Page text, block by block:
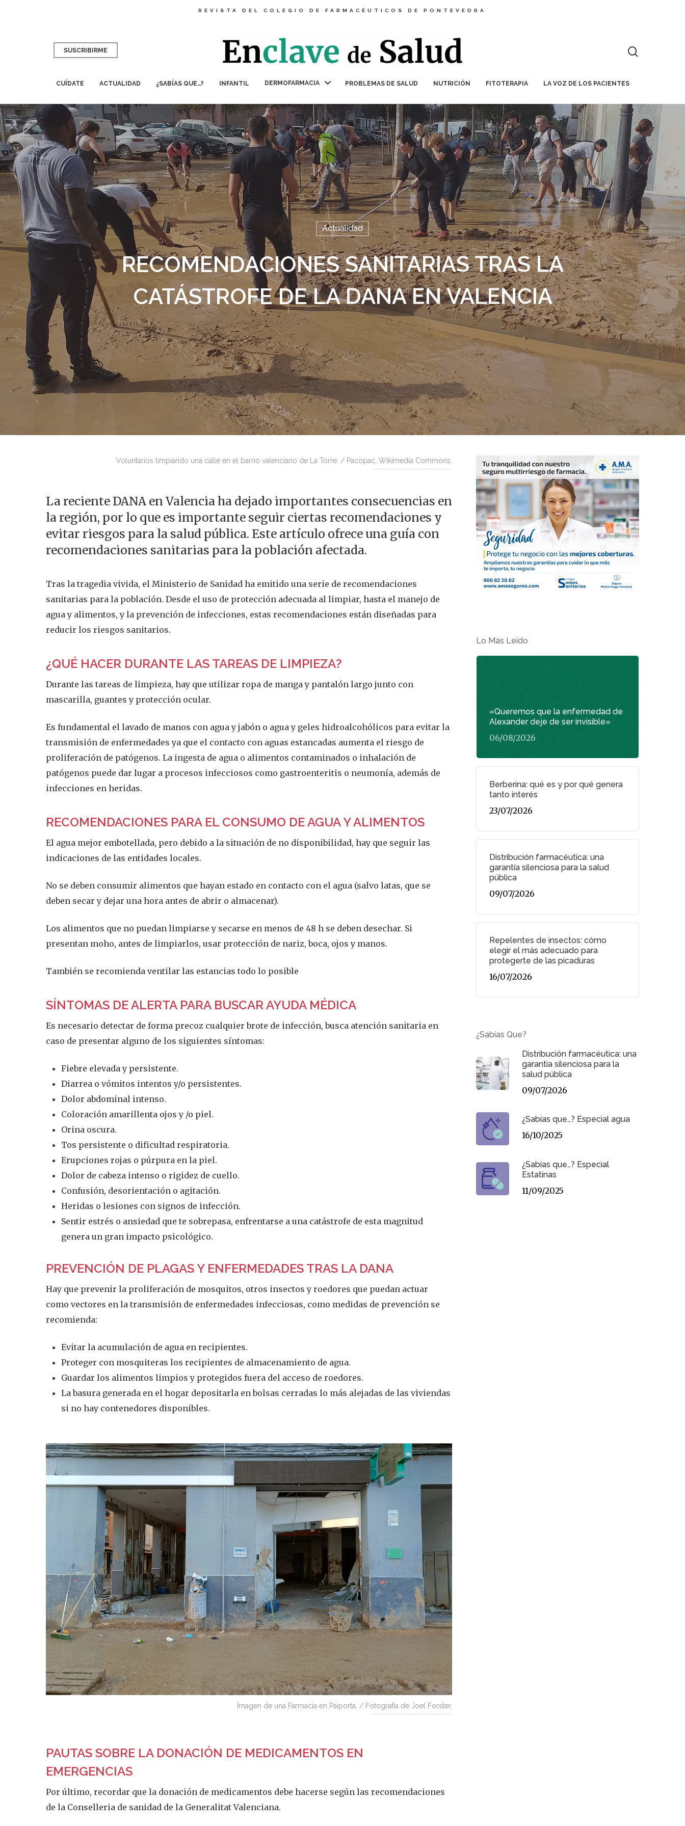
REVISTA DEL COLEGIO DE FARMACÉUTICOS DE PONTEVEDRA
Presiona enter para buscar o ESC para salir
SUSCRIBIRME
CUÍDATE ACTUALIDAD ¿SABÍAS QUE…? INFANTIL DERMOFARMACIA PROBLEMAS DE SALUD NUTRICIÓN FITOTERAPIA LA VOZ DE LOS PACIENTES
Actualidad
RECOMENDACIONES SANITARIAS TRAS LA
CATÁSTROFE DE LA DANA EN VALENCIA
Voluntarios limpiando una calle en el barrio valenciano de La Torre. / Pacopac, Wikimedia Commons.
La reciente DANA en Valencia ha dejado importantes consecuencias en
la región, por lo que es importante seguir ciertas recomendaciones y
evitar riesgos para la salud pública. Este artículo ofrece una guía con
recomendaciones sanitarias para la población afectada.
Tras la tragedia vivida, el Ministerio de Sanidad ha emitido una serie de recomendaciones
sanitarias para la población. Desde el uso de protección adecuada al limpiar, hasta el manejo de
agua y alimentos, y la prevención de infecciones, estas recomendaciones están diseñadas para
reducir los riesgos sanitarios.
¿QUÉ HACER DURANTE LAS TAREAS DE LIMPIEZA?
Durante las tareas de limpieza, hay que utilizar ropa de manga y pantalón largo junto con
mascarilla, guantes y protección ocular.
Es fundamental el lavado de manos con agua y jabón o agua y geles hidroalcohólicos para evitar la
transmisión de enfermedades ya que el contacto con aguas estancadas aumenta el riesgo de
proliferación de patógenos. La ingesta de agua o alimentos contaminados o inhalación de
patógenos puede dar lugar a procesos infecciosos como gastroenteritis o neumonía, además de
infecciones en heridas.
RECOMENDACIONES PARA EL CONSUMO DE AGUA Y ALIMENTOS
El agua mejor embotellada, pero debido a la situación de no disponibilidad, hay que seguir las
indicaciones de las entidades locales.
No se deben consumir alimentos que hayan estado en contacto con el agua (salvo latas, que se
deben secar y dejar una hora antes de abrir o almacenar).
Los alimentos que no puedan limpiarse y secarse en menos de 48 h se deben desechar. Si
presentan moho, antes de limpiarlos, usar protección de nariz, boca, ojos y manos.
También se recomienda ventilar las estancias todo lo posible
SÍNTOMAS DE ALERTA PARA BUSCAR AYUDA MÉDICA
Es necesario detectar de forma precoz cualquier brote de infección, busca atención sanitaria en
caso de presentar alguno de los siguientes síntomas:
Fiebre elevada y persistente.
Diarrea o vómitos intentos y/o persistentes.
Dolor abdominal intenso.
Coloración amarillenta ojos y /o piel.
Orina oscura.
Tos persistente o dificultad respiratoria.
Erupciones rojas o púrpura en la piel.
Dolor de cabeza intenso o rigidez de cuello.
Confusión, desorientación o agitación.
Heridas o lesiones con signos de infección.
Sentir estrés o ansiedad que te sobrepasa, enfrentarse a una catástrofe de esta magnitud
genera un gran impacto psicológico.
PREVENCIÓN DE PLAGAS Y ENFERMEDADES TRAS LA DANA
Hay que prevenir la proliferación de mosquitos, otros insectos y roedores que puedan actuar
como vectores en la transmisión de enfermedades infecciosas, como medidas de prevención se
recomienda:
Evitar la acumulación de agua en recipientes.
Proteger con mosquiteras los recipientes de almacenamiento de agua.
Guardar los alimentos limpios y protegidos fuera del acceso de roedores.
La basura generada en el hogar depositarla en bolsas cerradas lo más alejadas de las viviendas
si no hay contenedores disponibles.
Imagen de una Farmacia en Paiporta. / Fotografía de Joel Forster.
PAUTAS SOBRE LA DONACIÓN DE MEDICAMENTOS EN
EMERGENCIAS
Por último, recordar que la donación de medicamentos debe hacerse según las recomendaciones
de la Conselleria de sanidad de la Generalitat Valenciana.
Lo Más Leído
«Queremos que la enfermedad de
Alexander deje de ser invisible»
06/08/2026
Berberina: qué es y por qué genera
tanto interés
23/07/2026
Distribución farmacéutica: una
garantía silenciosa para la salud
pública
09/07/2026
Repelentes de insectos: cómo
elegir el más adecuado para
protegerte de las picaduras
16/07/2026
¿Sabías Que?
Distribución farmacéutica: una
garantía silenciosa para la
salud pública
09/07/2026
¿Sabías que…? Especial agua
16/10/2025
¿Sabías que…? Especial
Estatinas
11/09/2025